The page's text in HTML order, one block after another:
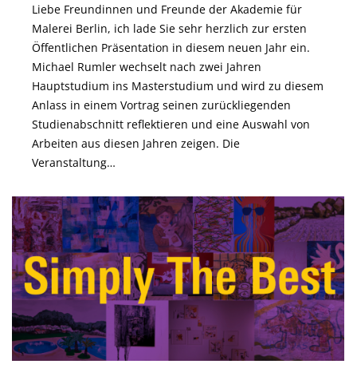
Liebe Freundinnen und Freunde der Akademie für
Malerei Berlin, ich lade Sie sehr herzlich zur ersten
Öffentlichen Präsentation in diesem neuen Jahr ein.
Michael Rumler wechselt nach zwei Jahren
Hauptstudium ins Masterstudium und wird zu diesem
Anlass in einem Vortrag seinen zurückliegenden
Studienabschnitt reflektieren und eine Auswahl von
Arbeiten aus diesen Jahren zeigen. Die
Veranstaltung…